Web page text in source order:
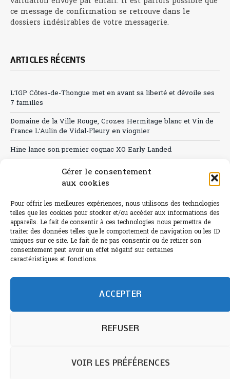
Gérer le consentement
aux cookies
Pour offrir les meilleures expériences, nous utilisons des technologies
telles que les cookies pour stocker et/ou accéder aux informations des
appareils. Le fait de consentir à ces technologies nous permettra de
traiter des données telles que le comportement de navigation ou les ID
uniques sur ce site. Le fait de ne pas consentir ou de retirer son
consentement peut avoir un effet négatif sur certaines
caractéristiques et fonctions.
ACCEPTER
REFUSER
VOIR LES PRÉFÉRENCES
ce message de confirmation se retrouve dans le
dossiers indésirables de votre messagerie.
ARTICLES RÉCENTS
L’IGP Côtes-de-Thongue met en avant sa liberté et dévoile ses
7 familles
Domaine de la Ville Rouge, Crozes Hermitage blanc et Vin de
France L’Aulin de Vidal-Fleury en viognier
Hine lance son premier cognac XO Early Landed
Canicule : A quand le CHR à « l’heure espagnole » ?
Sélection de rosés 2026
L'abus d'alcool est dangereux pour la santé.
humain et 0% IA de Paris Bistro Editions - SARL de Presse -
Informations légales etRGPD